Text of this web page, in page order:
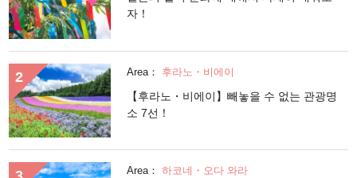
자！
Area： 후라노・비에이
【후라노・비에이】빼놓을 수 없는 관광명
소 7선！
Area： 하코네・오다 와라